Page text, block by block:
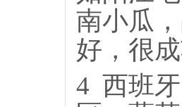
南小瓜
好，很
4 西班